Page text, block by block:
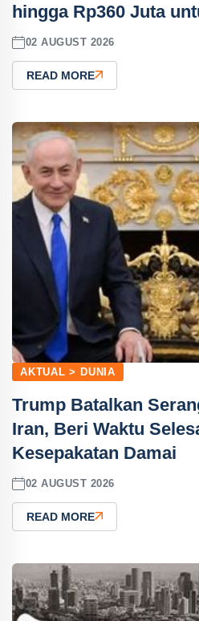
hingga Rp360 Juta
02 AUGUST 2026
READ MORE
AKTUAL > DUNIA
Trump Batalkan
Iran, Beri Waktu
Kesepakatan Damai
02 AUGUST 2026
READ MORE